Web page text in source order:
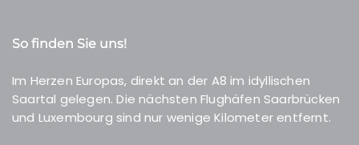
So finden Sie uns!
Im Herzen Europas, direkt an der A8 im idyllischen
Saartal gelegen. Die nächsten Flughäfen Saarbrücken
und Luxembourg sind nur wenige Kilometer entfernt.